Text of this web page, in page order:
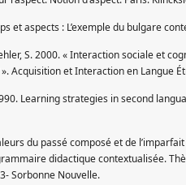
et aspects : L’exemple du bulgare
S. 2000. « Interaction sociale et
». Acquisition et Interaction en Langue
Learning strategies in second
du passé composé et de
didactique contextualisée.
Sorbonne Nouvelle.